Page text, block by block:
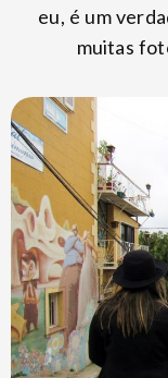
eu, é um
muitas